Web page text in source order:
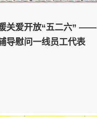
暖关爱开放“五二六” ——
导慰问一线员工代表